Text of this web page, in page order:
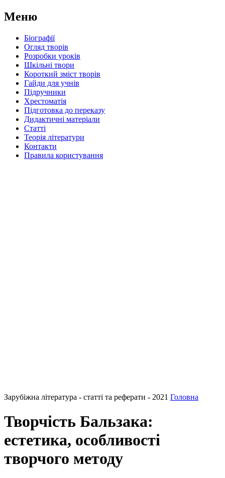
Меню
Біографії
Огляд творів
Розробки уроків
Шкільні твори
Короткий зміст творів
Гайди для учнів
Підручники
Хрестоматія
Підготовка до переказу
Дидактичні матеріали
Статті
Теорія літератури
Контакти
Правила користування
Зарубіжна література - статті та реферати - 2021 Головна
Творчість Бальзака:
естетика, особливості
творчого методу